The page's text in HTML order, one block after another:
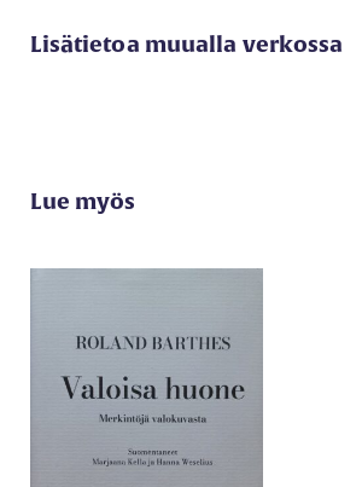
Lisätietoa muualla verkossa
Lue myös